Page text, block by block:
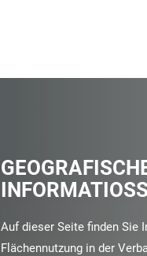
Auf dieser Seite finden Sie
Flächennutzung in der